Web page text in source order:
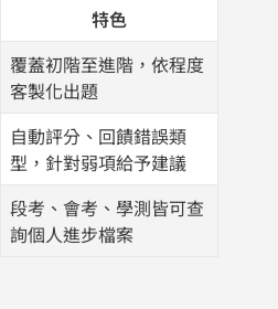
特色
覆蓋初階至進階，依程度
客製化出題
自動評分、回饋錯誤類
型，針對弱項給予建議
段考、會考、學測皆可查
詢個人進步檔案